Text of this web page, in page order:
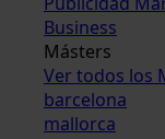
Business
Másters
Ver todos los
barcelona
mallorca